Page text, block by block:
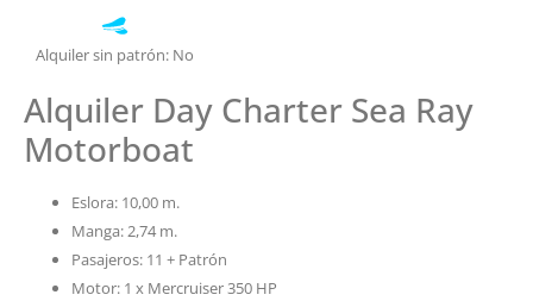
Alquiler sin patrón: No
Alquiler Day Charter Sea Ray
Motorboat
Eslora: 10,00 m.
Manga: 2,74 m.
Pasajeros: 11 + Patrón
Motor: 1 x Mercruiser 350 HP